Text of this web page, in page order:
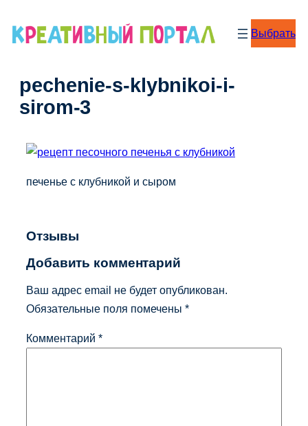
Выбрать
pechenie-s-klybnikoi-i-
sirom-3
печенье с клубникой и сыром
Отзывы
Добавить комментарий
Ваш адрес email не будет опубликован.
Обязательные поля помечены *
Комментарий *